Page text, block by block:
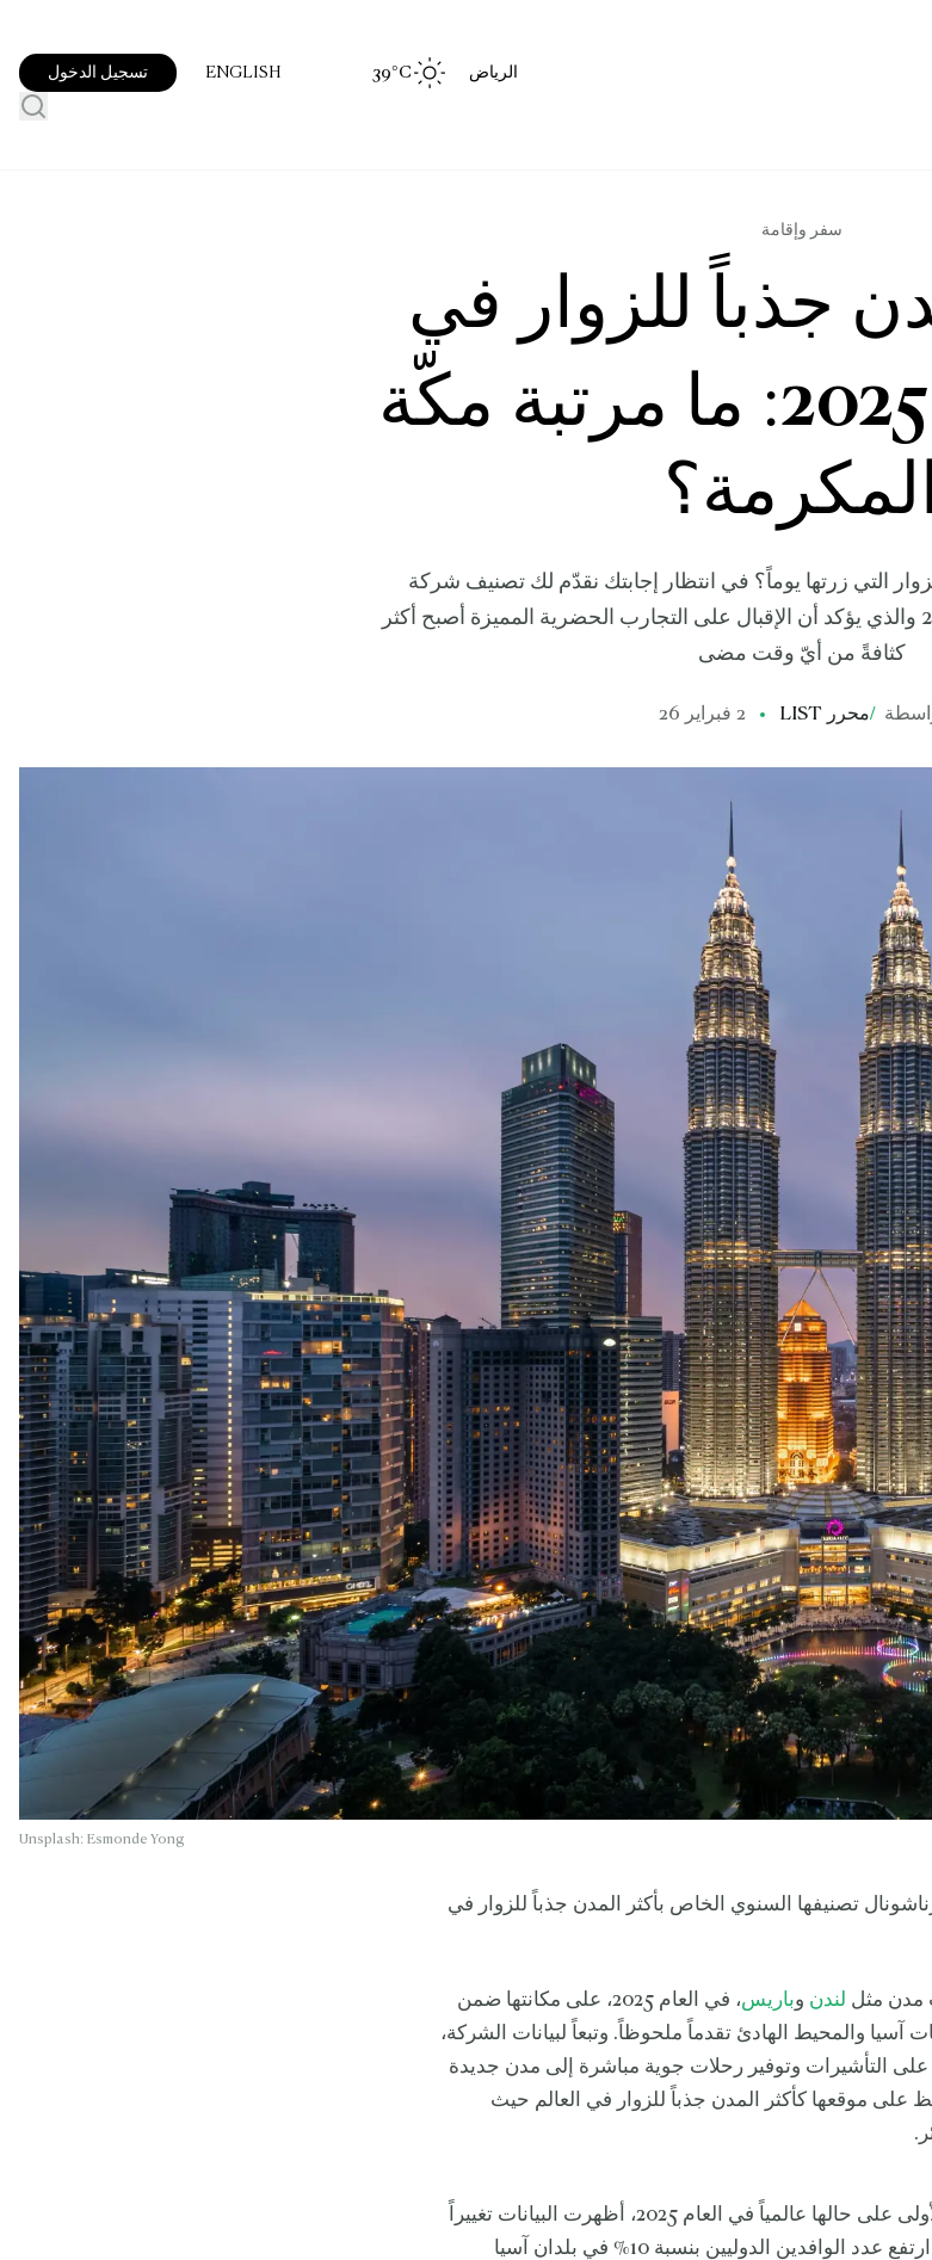
الرياض 39 °C
ENGLISH تسجيل الدخول
سفر وإقامة
10 مدن جذباً للزوار في
العالم في 2025: ما مرتبة مكّة
المكرمة؟
التي زرتها يوماً؟ في انتظار إجابتك نقدّم لك تصنيف شركة
يورومونيتور إنترناشونال للعام 2025 والذي يؤكد أن الإقبال على التجارب الحضرية المميزة أصبح أكثر
كثافةً من أيّ وقت مضى
/محرر LIST 2 فبراير 26
Unsplash: Esmonde Yong
تصنيفها السنوي الخاص بأكثر المدن جذباً للزوار في
مدن مثل لندن وباريس
، في العام 2025، على مكانتها ضمن
آسيا والمحيط الهادئ تقدماً ملحوظاً. وتبعاً لبيانات الشركة،
التأشيرات وتوفير رحلات جوية مباشرة إلى مدن جديدة
على موقعها كأكثر المدن جذباً للزوار في العالم حيث
وفيما ظلت المراكز الخمس الأولى على حالها عالمياً في العام 2025، أظهرت البيانات تغييراً
لافتاً على مستوى القطاع. فقد ارتفع عدد الوافدين الدوليين بنسبة 10% في بلدان آسيا